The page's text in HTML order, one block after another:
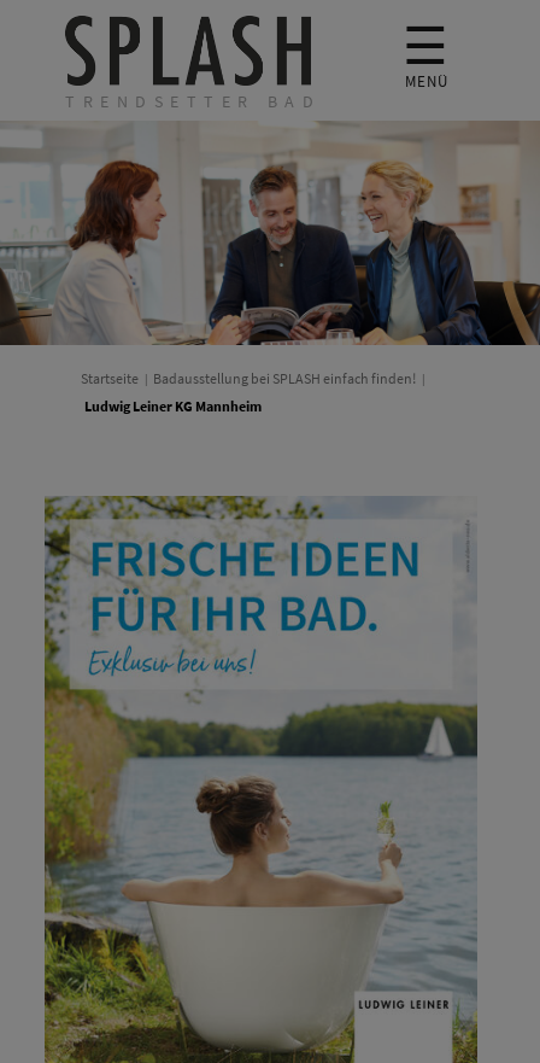
TRENDSETTER BAD
☰
MENÜ
Startseite
Badausstellung bei SPLASH einfach finden!
Ludwig Leiner KG Mannheim